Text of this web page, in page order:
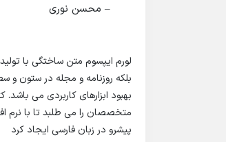
– محسن نوری
لورم ایپسوم متن ساختگی با
بلکه روزنامه و مجله در ستون و
بهبود ابزارهای کاربردی می
متخصصان را می طلبد تا با نرم
پیشرو در زبان فارسی ایجاد کرد